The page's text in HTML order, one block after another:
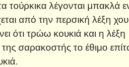
τούρκικα λέγονται μπακλά
από την περσική λέξη
ότι τρώω κουκιά και η λέξη
σαρακοστής το έθιμο